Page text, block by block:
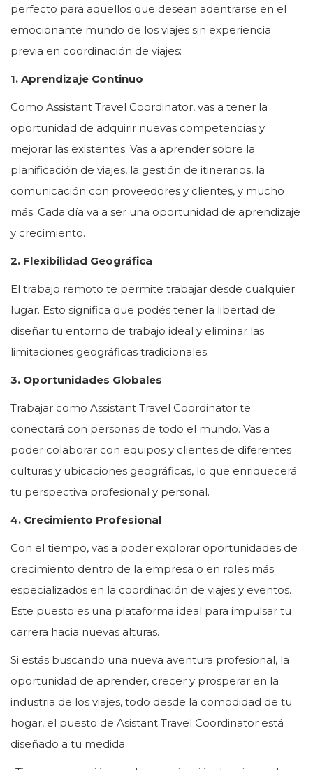
perfecto para aquellos que desean adentrarse en el
emocionante mundo de los viajes sin experiencia
previa en coordinación de viajes:
1. Aprendizaje Continuo
Como Assistant Travel Coordinator, vas a tener la
oportunidad de adquirir nuevas competencias y
mejorar las existentes. Vas a aprender sobre la
planificación de viajes, la gestión de itinerarios, la
comunicación con proveedores y clientes, y mucho
más. Cada día va a ser una oportunidad de aprendizaje
y crecimiento.
2. Flexibilidad Geográfica
El trabajo remoto te permite trabajar desde cualquier
lugar. Esto significa que podés tener la libertad de
diseñar tu entorno de trabajo ideal y eliminar las
limitaciones geográficas tradicionales.
3. Oportunidades Globales
Trabajar como Assistant Travel Coordinator te
conectará con personas de todo el mundo. Vas a
poder colaborar con equipos y clientes de diferentes
culturas y ubicaciones geográficas, lo que enriquecerá
tu perspectiva profesional y personal.
4. Crecimiento Profesional
Con el tiempo, vas a poder explorar oportunidades de
crecimiento dentro de la empresa o en roles más
especializados en la coordinación de viajes y eventos.
Este puesto es una plataforma ideal para impulsar tu
carrera hacia nuevas alturas.
Si estás buscando una nueva aventura profesional, la
oportunidad de aprender, crecer y prosperar en la
industria de los viajes, todo desde la comodidad de tu
hogar, el puesto de Asistant Travel Coordinator está
diseñado a tu medida.